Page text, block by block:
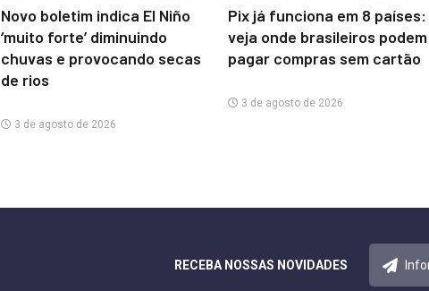
Novo boletim indica El Niño
‘muito forte’ diminuindo
chuvas e provocando secas
de rios
3 de agosto de 2026
Pix já funciona em 8 países:
veja onde brasileiros podem
pagar compras sem cartão
3 de agosto de 2026
RECEBA NOSSAS NOVIDADES